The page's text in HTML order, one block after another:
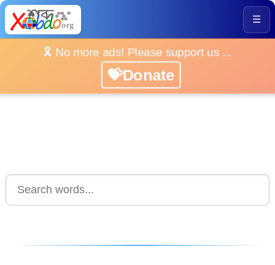
☰
🎗️ No more ads! Please support us ...
💝Donate